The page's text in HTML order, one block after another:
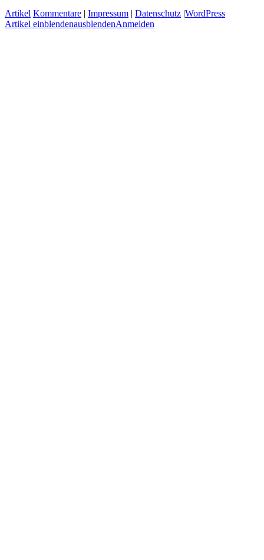
Artikel Kommentare | Impressum | Datenschutz |WordPress
Artikel einblendenausblendenAnmelden